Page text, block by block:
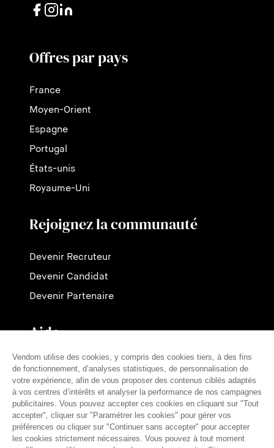
Offres par pays
France
Moyen-Orient
Espagne
Portugal
États-unis
Royaume-Uni
Rejoignez la communauté
Devenir Recruteur
Devenir Candidat
Devenir Partenaire
Aide
Contactez-nous
Nos tarifs
FAQ
Presse